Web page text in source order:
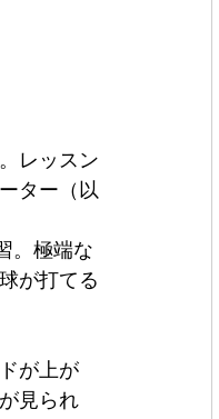
レッスン
ター（以
。極端な
が打てる
が上が
見られ